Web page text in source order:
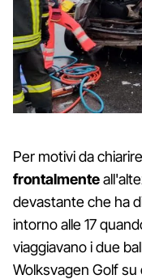
Per motivi da
frontalmente
devastante che ha
intorno alle 17
viaggiavano i due
Wolksvagen Golf su